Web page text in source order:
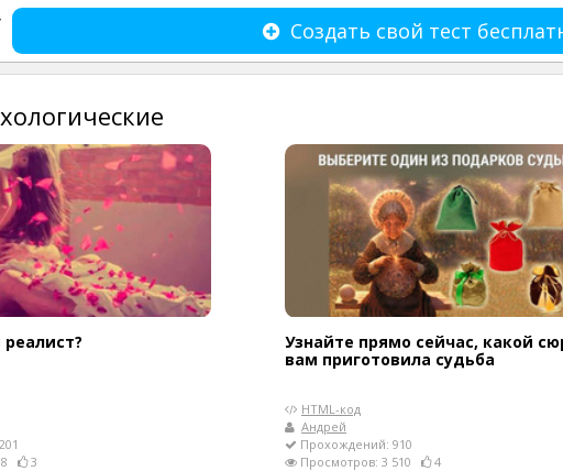
Создать свой тест
3
Узнайте прямо сейчас, какой
вам приготовила судьба
HTML-код
Андрей
Прохождений: 910
Просмотров: 3 510
4